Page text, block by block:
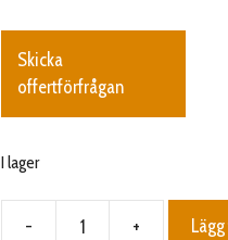
Skicka
offertförfrågan
I lager
- +